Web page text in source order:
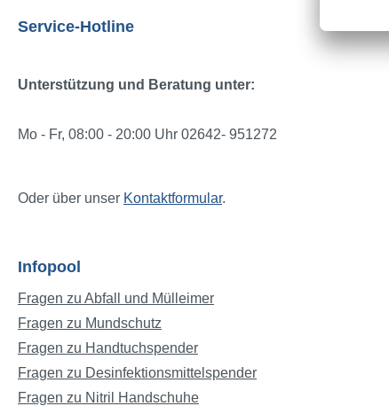
Service-Hotline
Unterstützung und Beratung unter:
Mo - Fr, 08:00 - 20:00 Uhr 02642- 951272
Oder über unser Kontaktformular.
Infopool
Fragen zu Abfall und Mülleimer
Fragen zu Mundschutz
Fragen zu Handtuchspender
Fragen zu Desinfektionsmittelspender
Fragen zu Nitril Handschuhe